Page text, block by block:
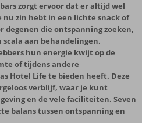
zorgt ervoor dat er altijd wel
nu zin hebt in een lichte snack of
degenen die ontspanning zoeken,
aan behandelingen.
hun energie kwijt op de
of tijdens andere
Hotel Life te bieden heeft. Deze
verblijf, waar je kunt
en de vele faciliteiten. Seven
balans tussen ontspanning en